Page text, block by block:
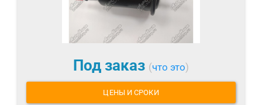
Под заказ (что это)
ЦЕНЫ И СРОКИ